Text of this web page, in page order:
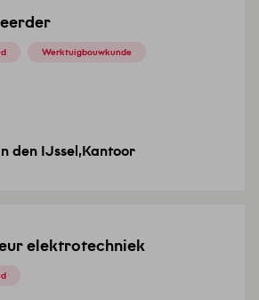
Werktuigbouwkunde
den IJssel ,Kantoor
elektrotechniek